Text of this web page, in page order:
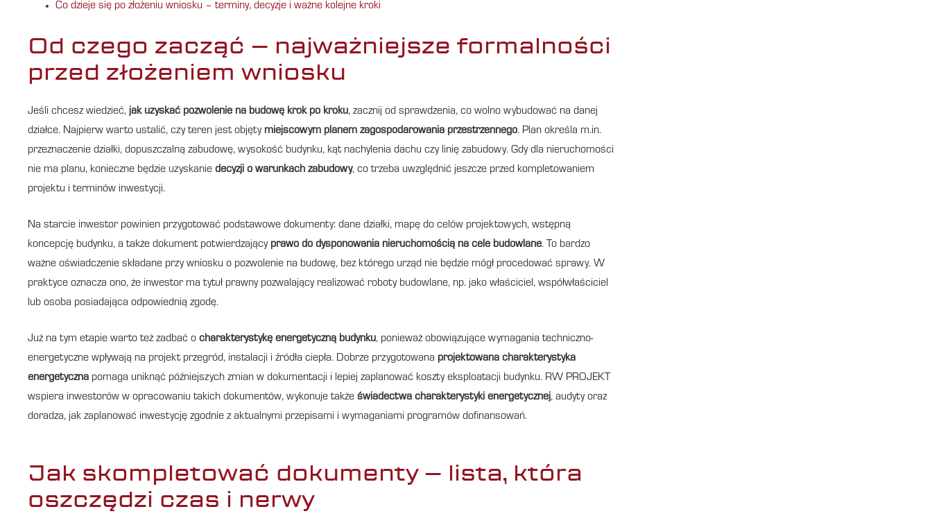
Co dzieje się po złożeniu wniosku – terminy, decyzje i ważne kolejne kroki
Od czego zacząć – najważniejsze formalności
przed złożeniem wniosku
Jeśli chcesz wiedzieć, jak uzyskać pozwolenie na budowę krok po kroku, zacznij od sprawdzenia, co wolno wybudować na danej
działce. Najpierw warto ustalić, czy teren jest objęty miejscowym planem zagospodarowania przestrzennego. Plan określa m.in.
przeznaczenie działki, dopuszczalną zabudowę, wysokość budynku, kąt nachylenia dachu czy linię zabudowy. Gdy dla nieruchomości
nie ma planu, konieczne będzie uzyskanie decyzji o warunkach zabudowy, co trzeba uwzględnić jeszcze przed kompletowaniem
projektu i terminów inwestycji.
Na starcie inwestor powinien przygotować podstawowe dokumenty: dane działki, mapę do celów projektowych, wstępną
koncepcję budynku, a także dokument potwierdzający prawo do dysponowania nieruchomością na cele budowlane. To bardzo
ważne oświadczenie składane przy wniosku o pozwolenie na budowę, bez którego urząd nie będzie mógł procedować sprawy. W
praktyce oznacza ono, że inwestor ma tytuł prawny pozwalający realizować roboty budowlane, np. jako właściciel, współwłaściciel
lub osoba posiadająca odpowiednią zgodę.
Już na tym etapie warto też zadbać o charakterystykę energetyczną budynku, ponieważ obowiązujące wymagania techniczno-
energetyczne wpływają na projekt przegród, instalacji i źródła ciepła. Dobrze przygotowana projektowana charakterystyka
energetyczna pomaga uniknąć późniejszych zmian w dokumentacji i lepiej zaplanować koszty eksploatacji budynku. RW PROJEKT
wspiera inwestorów w opracowaniu takich dokumentów, wykonuje także świadectwa charakterystyki energetycznej, audyty oraz
doradza, jak zaplanować inwestycję zgodnie z aktualnymi przepisami i wymaganiami programów dofinansowań.
Jak skompletować dokumenty – lista, która
oszczędzi czas i nerwy